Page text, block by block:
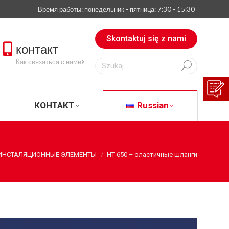
Время работы: понедельник - пятница: 7:30 - 15:30
контакт
Как связаться с нами
Skontaktuj się z nami
КОНТАКТ Russian
ЭЛЕМЕНТЫ HT-650 – эластичные шланги
КОНТАКТ Russian